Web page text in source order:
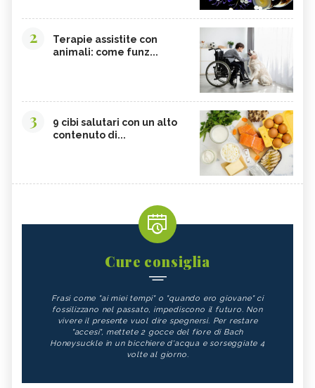
2
Terapie assistite con
animali: come funz...
3
9 cibi salutari con un alto
contenuto di...
Cure consiglia
Frasi come "ai miei tempi" o "quando ero giovane" ci
fossilizzano nel passato, impediscono il futuro. Non
vivere il presente vuol dire spegnersi. Per restare
"accesi", mettete 2 gocce del fiore di Bach
Honeysuckle in un bicchiere d'acqua e sorseggiate 4
volte al giorno.